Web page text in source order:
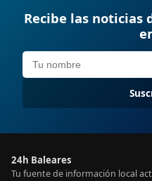
Recibe las noticias
24h Baleares
Tu fuente de información local